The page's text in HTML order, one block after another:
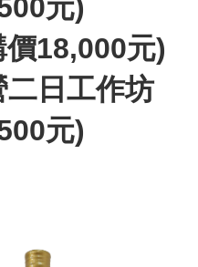
元)
18,000元)
日工作坊
元)